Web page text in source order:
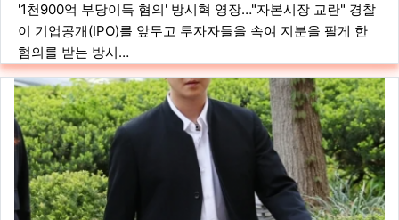
'1천900억 부당이득 혐의' 방시혁 영장…"자본시장 교란" 경찰
이 기업공개(IPO)를 앞두고 투자자들을 속여 지분을 팔게 한
혐의를 받는 방시…